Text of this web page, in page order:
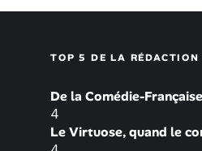
TOP 5 DE LA RÉDACTION
De la Comédie-
4
Le Virtuose, quand le